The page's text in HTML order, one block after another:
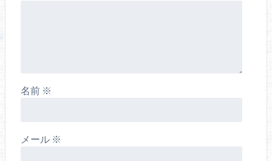
名前 ※
メール ※